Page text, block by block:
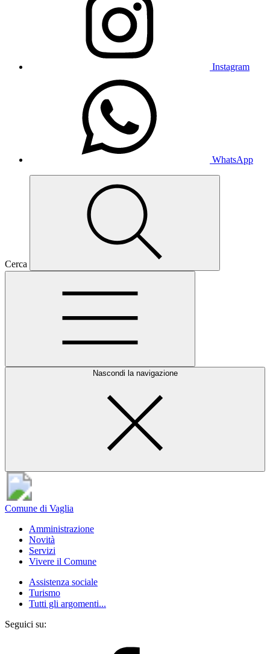
Instagram
WhatsApp
Cerca
Nascondi la navigazione
Comune di Vaglia
Amministrazione
Novità
Servizi
Vivere il Comune
Assistenza sociale
Turismo
Tutti gli argomenti...
Seguici su: